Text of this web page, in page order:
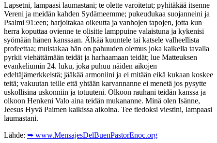
Lapsetni, lampaasi laumastani; te olette varoitetut; pyhitäkää itsenne
Vereni ja meidän kahden Sydämeemme; pukeudukaa suojanneini ja
Psalmi 91:een; harjoitakaa oikeutta ja vanhojen tapojen, jotta kun
herra koputtaa ovienne te olisitte lamppuine valaistuna ja kykenisi
syömään hänen kanssaan. Älkää kuuntele tai katsele valheellista
profeettaa; muistakaa hän on pahuuden olemus joka kaikella tavalla
pyrkii viehättämään teidät ja harhaamaan teidät; lue Matteuksen
evankeliumin 24. luku, joka puhuu näiden aikojen
edeltäjämerkkeistä; jääkää armoniini ja ei mitään eikä kukaan koskee
teitä; vakuutan teille että yhtään karvannanne ei menetä jos pysytte
uskollisina uskonniin ja totuuteni. Olkoon rauhani teidän kanssa ja
olkoon Henkeni Valo aina teidän mukananne. Minä olen Isänne,
Jeesus Hyvä Paimen kaikissa aikoina. Tee tiedoksi viestini, lampaasi
laumastani.
Lähde: ➥ www.MensajesDelBuenPastorEnoc.org